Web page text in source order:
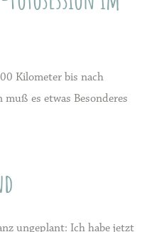
Kilometer bis nach
es etwas Besonderes
ungeplant: Ich habe jetzt